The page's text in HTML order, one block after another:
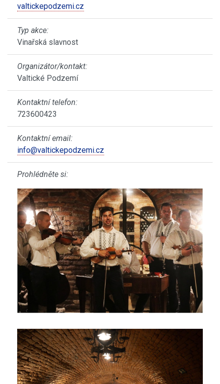
valtickepodzemi.cz
Typ akce:
Vinařská slavnost
Organizátor/kontakt:
Valtické Podzemí
Kontaktní telefon:
723600423
Kontaktní email:
info@valtickepodzemi.cz
Prohlédněte si: